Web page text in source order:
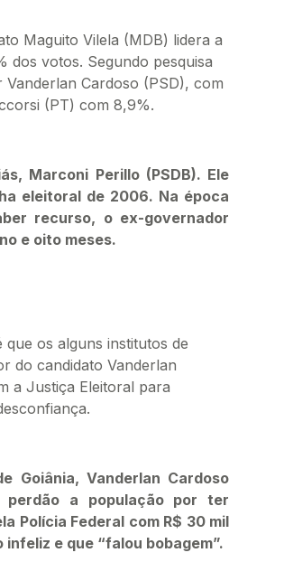
Maguito Vilela (MDB) lidera a
dos votos. Segundo pesquisa
Cardoso (PSD), com
(PT) com 8,9%.
Marconi Perillo (PSDB). Ele
eleitoral de 2006. Na época
recurso, o ex-governador
e oito meses.
os alguns institutos de
do candidato Vanderlan
a Justiça Eleitoral para
Goiânia, Vanderlan Cardoso
perdão a população por ter
Polícia Federal com R$ 30 mil
e que “falou bobagem”.